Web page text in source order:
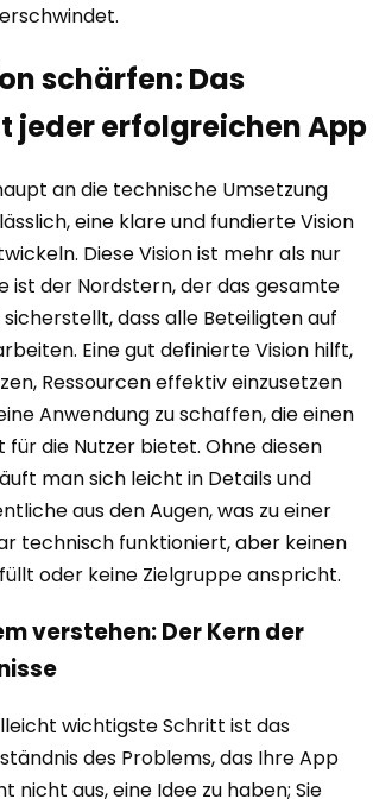
schärfen: Das
jeder erfolgreichen App
an die technische Umsetzung
eine klare und fundierte Vision
Diese Vision ist mehr als nur
ist der Nordstern, der das gesamte
dass alle Beteiligten auf
Eine gut definierte Vision hilft,
Ressourcen effektiv einzusetzen
Anwendung zu schaffen, die einen
die Nutzer bietet. Ohne diesen
man sich leicht in Details und
aus den Augen, was zu einer
technisch funktioniert, aber keinen
oder keine Zielgruppe anspricht.
verstehen: Der Kern der
wichtigste Schritt ist das
des Problems, das Ihre App
nicht aus, eine Idee zu haben; Sie